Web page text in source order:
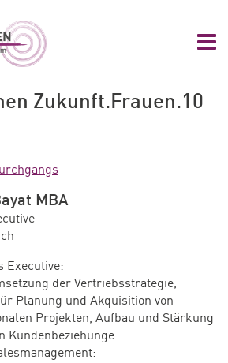
Zukunft.Frauen.10
MBA
Executive:
der Vertriebsstrategie,
Planung und Akquisition von
Projekten, Aufbau und Stärkung
Kundenbeziehunge